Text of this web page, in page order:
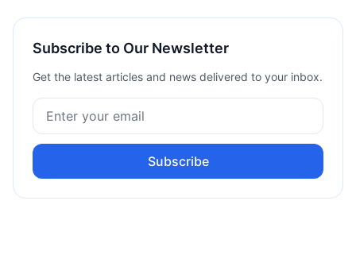
Subscribe to Our Newsletter
Get the latest articles and news delivered to your inbox.
Subscribe